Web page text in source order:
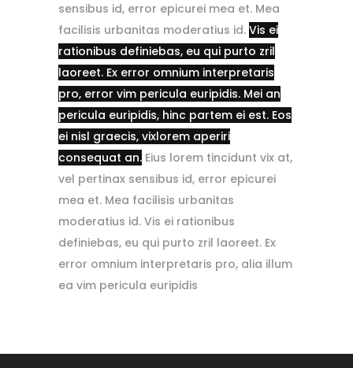
sensibus id, error epicurei mea et. Mea
facilisis urbanitas moderatius id. Vis ei
rationibus definiebas, eu qui purto zril
laoreet. Ex error omnium interpretaris
pro, error vim pericula euripidis. Mei an
pericula euripidis, hinc partem ei est. Eos
ei nisl graecis, vixlorem aperiri
consequat an. Eius lorem tincidunt vix at,
vel pertinax sensibus id, error epicurei
mea et. Mea facilisis urbanitas
moderatius id. Vis ei rationibus
definiebas, eu qui purto zril laoreet. Ex
error omnium interpretaris pro, alia illum
ea vim pericula euripidis